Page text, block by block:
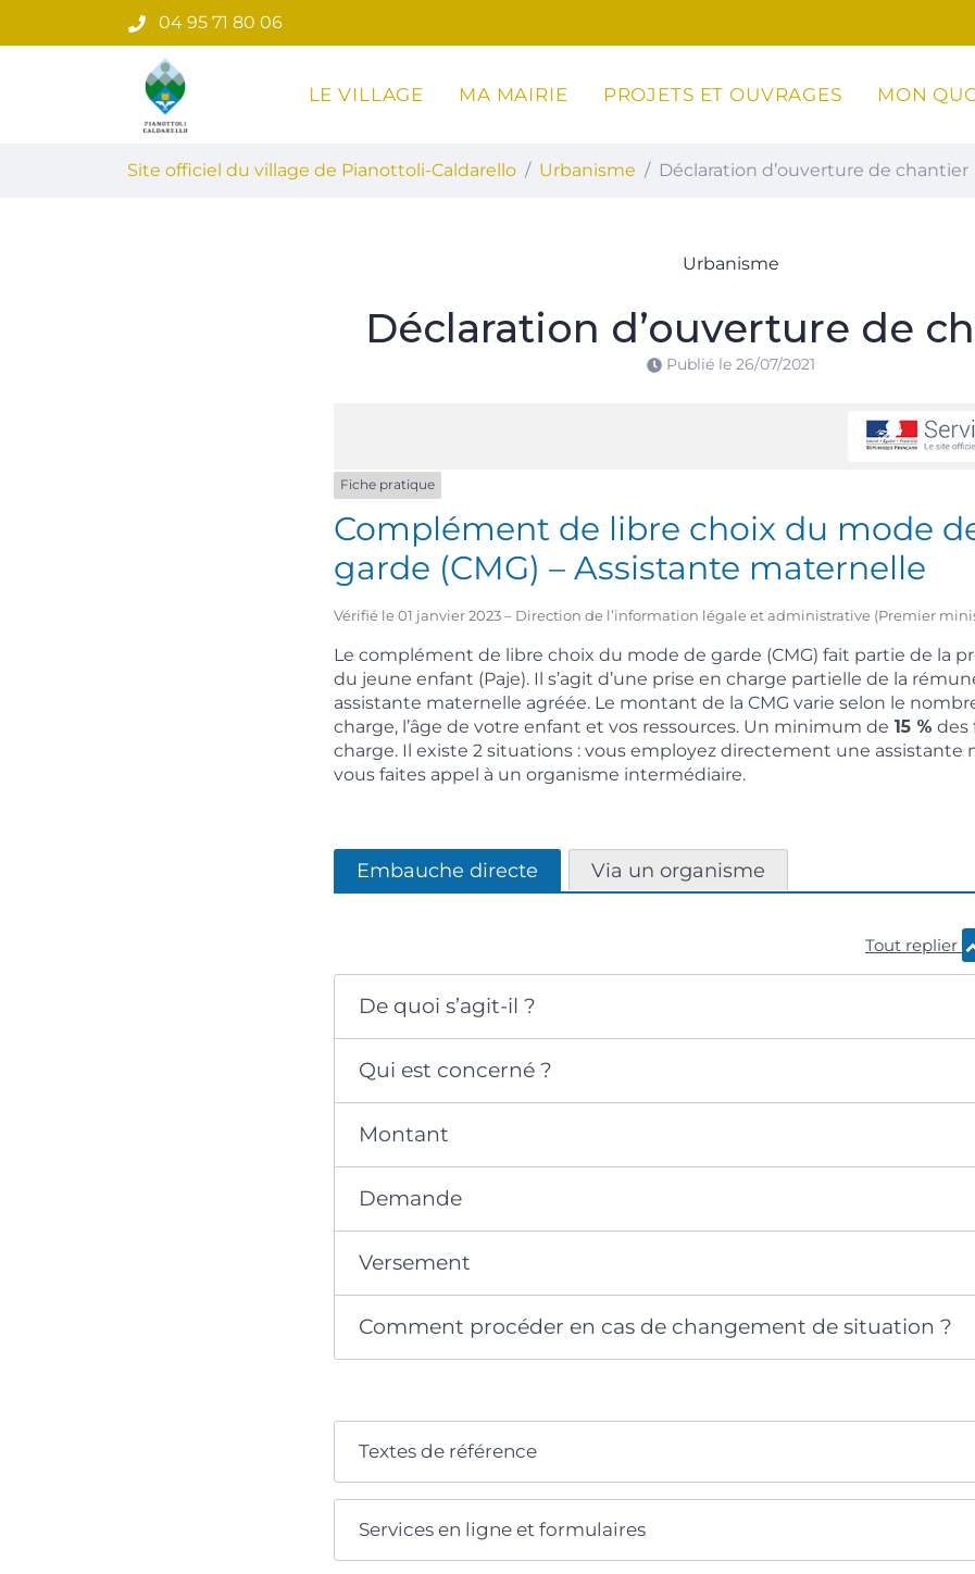
au
04 95 71 80 06
Site officiel du village de Pianottoli-Caldarello
LE VILLAGE MA MAIRIE PROJETS ET OUVRAGES MON
Site officiel du village de Pianottoli-Caldarello Urbanisme Déclaration d’ouverture de chantier
Urbanisme
Déclaration d’ouverture de
Publié le 26/07/2021
Fiche pratique
Complément de libre choix du mode
garde (CMG) – Assistante maternelle
Vérifié le 01 janvier 2023 – Direction de l’information légale et administrative (Premier
Le complément de libre choix du mode de garde (CMG) fait partie de la
du jeune enfant (Paje). Il s’agit d’une prise en charge partielle de la
assistante maternelle agréée. Le montant de la CMG varie selon le
charge, l’âge de votre enfant et vos ressources. Un minimum de 15 % des
charge. Il existe 2 situations : vous employez directement une assistante
vous faites appel à un organisme intermédiaire.
Embauche directe Via un organisme
Tout replier
De quoi s’agit-il ?
Qui est concerné ?
Montant
Demande
Versement
Comment procéder en cas de changement de situation ?
Textes de référence
Services en ligne et formulaires